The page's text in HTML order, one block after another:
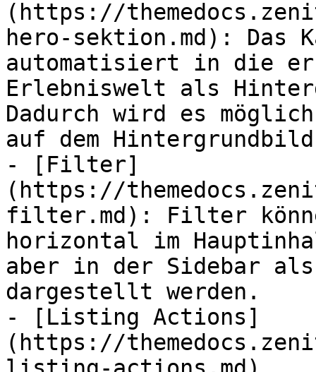
(https://
hero-sektion.md): Das
automatisiert in die
Erlebniswelt als
Dadurch wird es
auf dem
- [Filter]
(https://
filter.md): Filter
horizontal im
aber in der Sidebar
dargestellt werden.
- [Listing Actions]
(https://